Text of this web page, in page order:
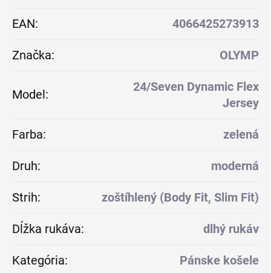
EAN: 4066425273913
Značka: OLYMP
Model:
24/Seven Dynamic Flex
Jersey
Farba: zelená
Druh: moderná
Strih: zoštíhlený (Body Fit, Slim Fit)
Dĺžka rukáva: dlhý rukáv
Kategória: Pánske košele